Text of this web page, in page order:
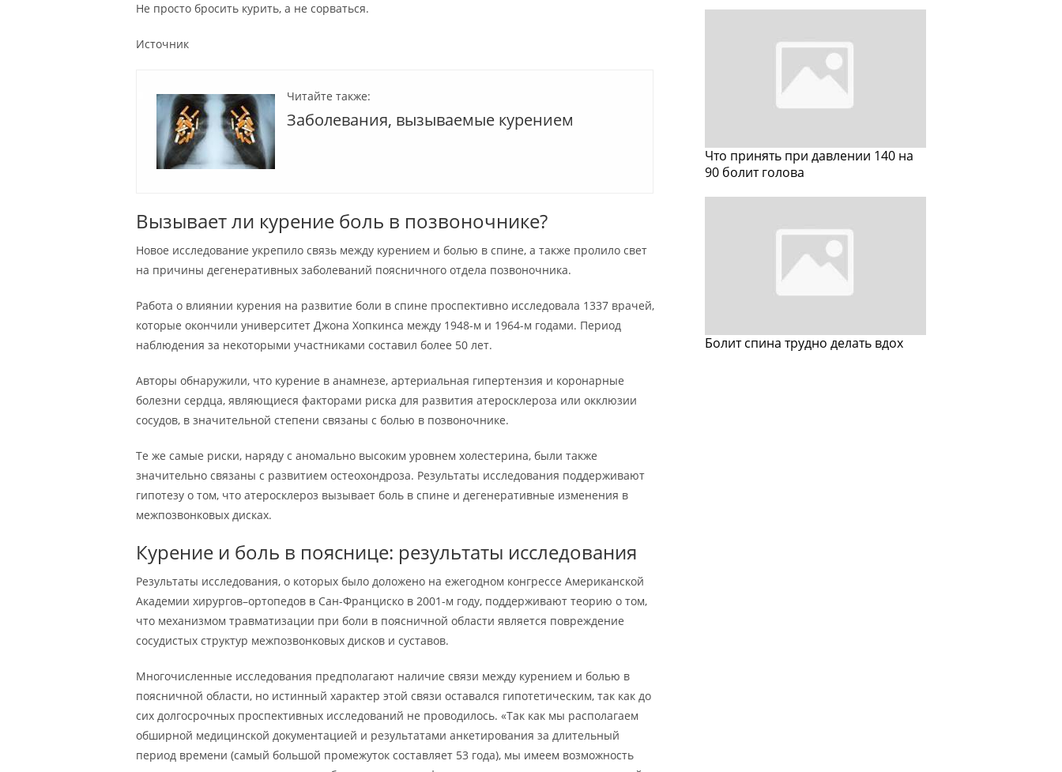
Не просто бросить курить, а не сорваться.
Источник
Читайте также:
Заболевания, вызываемые курением
Вызывает ли курение боль в позвоночнике?
Новое исследование укрепило связь между курением и болью в спине, а также пролило свет
на причины дегенеративных заболеваний поясничного отдела позвоночника.
Работа о влиянии курения на развитие боли в спине проспективно исследовала 1337 врачей,
которые окончили университет Джона Хопкинса между 1948-м и 1964-м годами. Период
наблюдения за некоторыми участниками составил более 50 лет.
Авторы обнаружили, что курение в анамнезе, артериальная гипертензия и коронарные
болезни сердца, являющиеся факторами риска для развития атеросклероза или окклюзии
сосудов, в значительной степени связаны с болью в позвоночнике.
Те же самые риски, наряду с аномально высоким уровнем холестерина, были также
значительно связаны с развитием остеохондроза. Результаты исследования поддерживают
гипотезу о том, что атеросклероз вызывает боль в спине и дегенеративные изменения в
межпозвонковых дисках.
Курение и боль в пояснице: результаты исследования
Результаты исследования, о которых было доложено на ежегодном конгрессе Американской
Академии хирургов–ортопедов в Сан-Франциско в 2001-м году, поддерживают теорию о том,
что механизмом травматизации при боли в поясничной области является повреждение
сосудистых структур межпозвонковых дисков и суставов.
Многочисленные исследования предполагают наличие связи между курением и болью в
поясничной области, но истинный характер этой связи оставался гипотетическим, так как до
сих долгосрочных проспективных исследований не проводилось. «Так как мы располагаем
обширной медицинской документацией и результатами анкетирования за длительный
период времени (самый большой промежуток составляет 53 года), мы имеем возможность
Что принять при давлении 140 на
90 болит голова
Болит спина трудно делать вдох